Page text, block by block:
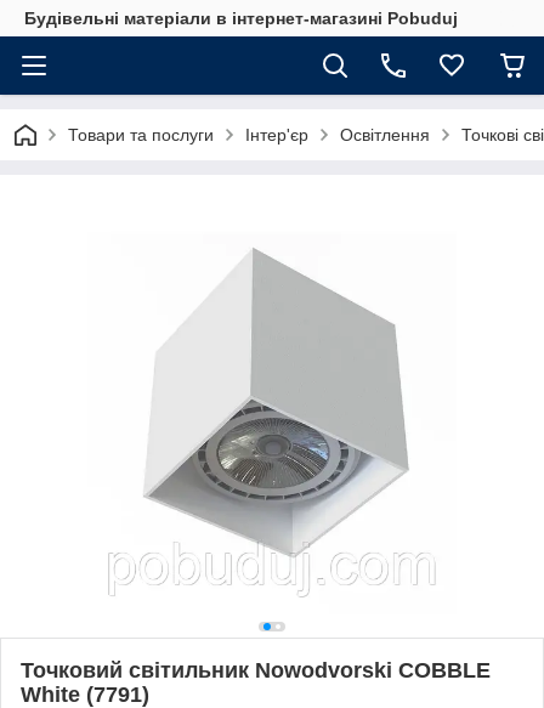
Будівельні матеріали в інтернет-магазині Pobuduj
Товари та послуги Інтер'єр Освітлення Точкові
Точковий світильник Nowodvorski COBBLE
White (7791)